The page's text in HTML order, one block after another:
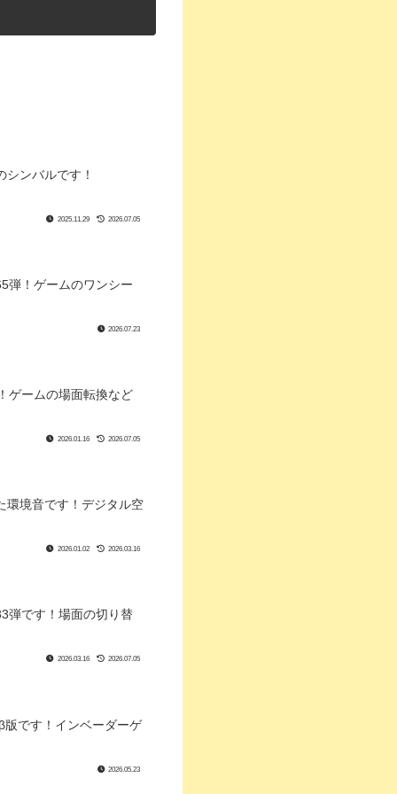
ンバルです！
2025.11.29 2026.07.05
弾！ゲームのワンシー
2026.07.23
ゲームの場面転換など
2026.01.16 2026.07.05
環境音です！デジタル空
2026.01.02 2026.03.16
弾です！場面の切り替
2026.03.16 2026.07.05
版です！インベーダーゲ
2026.05.23